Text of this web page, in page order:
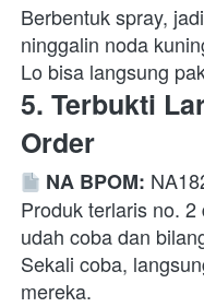
Berbentuk spray,
ninggalin noda
Lo bisa langsung
5. Terbukti
Order
NA BPOM:
Produk terlaris no.
udah coba dan
Sekali coba,
mereka.